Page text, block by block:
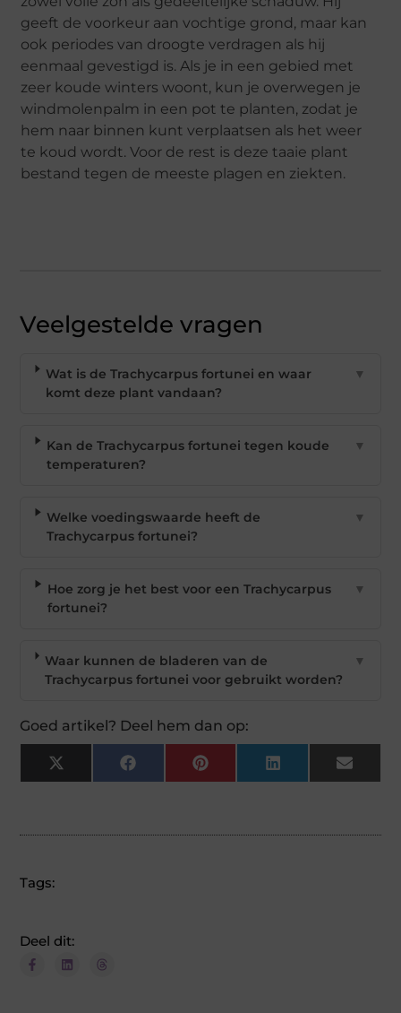
geeft de voorkeur aan vochtige grond, maar kan
ook periodes van droogte verdragen als hij
eenmaal gevestigd is. Als je in een gebied met
zeer koude winters woont, kun je overwegen je
windmolenpalm in een pot te planten, zodat je
hem naar binnen kunt verplaatsen als het weer
te koud wordt. Voor de rest is deze taaie plant
bestand tegen de meeste plagen en ziekten.
Veelgestelde vragen
Wat is de Trachycarpus fortunei en waar
komt deze plant vandaan?
▼
Kan de Trachycarpus fortunei tegen koude
temperaturen?
▼
Welke voedingswaarde heeft de
Trachycarpus fortunei?
▼
Hoe zorg je het best voor een Trachycarpus
fortunei?
▼
Waar kunnen de bladeren van de
Trachycarpus fortunei voor gebruikt worden?
▼
Goed artikel? Deel hem dan op:
X
(Twitter)
Facebook Pinterest LinkedIn Email
Tags:
Deel dit: